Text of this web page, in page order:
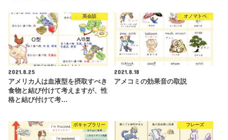
英会話
2021.8.25
アメリカ人は血液型を摂取すべき
食物と結び付けて考えますが、性
格と結び付けて考…
オノマトペ
2021.8.18
アメコミの効果音の取説
ボキャブラリー フレーズ